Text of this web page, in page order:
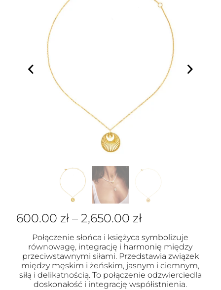
600.00 zł – 2,650.00 zł
Połączenie słońca i księżyca symbolizuje
równowagę, integrację i harmonię między
przeciwstawnymi siłami. Przedstawia związek
między męskim i żeńskim, jasnym i ciemnym,
siłą i delikatnością. To połączenie odzwierciedla
doskonałość i integrację współistnienia.